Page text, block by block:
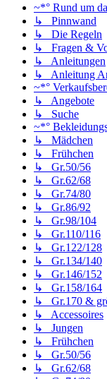
~*° Rund um
↳ Pinnwand
↳ Die Regeln
↳ Fragen &
↳ Anleitungen
↳ Anleitung
~*°
↳ Angebote
↳ Suche
~*°
↳ Mädchen
↳ Frühchen
↳ Gr.50/56
↳ Gr.62/68
↳ Gr.74/80
↳ Gr.86/92
↳ Gr.98/104
↳ Gr.110/116
↳ Gr.122/128
↳ Gr.134/140
↳ Gr.146/152
↳ Gr.158/164
↳ Gr.170 &
↳ Accessoires
↳ Jungen
↳ Frühchen
↳ Gr.50/56
↳ Gr.62/68